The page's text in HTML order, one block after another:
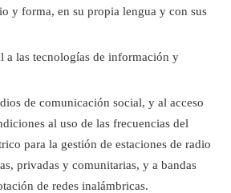
y forma, en su propia lengua y con sus
a las tecnologías de información y
de comunicación social, y al acceso
al uso de las frecuencias del
para la gestión de estaciones de radio
privadas y comunitarias, y a bandas
de redes inalámbricas.